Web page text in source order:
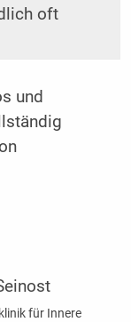
oft
und
für Innere